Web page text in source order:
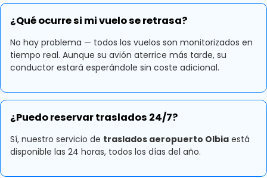
¿Qué ocurre si mi vuelo se retrasa?
No hay problema — todos los vuelos son monitorizados en
tiempo real. Aunque su avión aterrice más tarde, su
conductor estará esperándole sin coste adicional.
¿Puedo reservar traslados 24/7?
Sí, nuestro servicio de traslados aeropuerto Olbia está
disponible las 24 horas, todos los días del año.